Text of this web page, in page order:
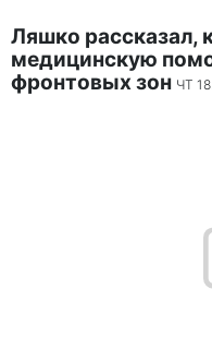
Ляшко рассказал,
медицинскую
фронтовых зон ЧТ